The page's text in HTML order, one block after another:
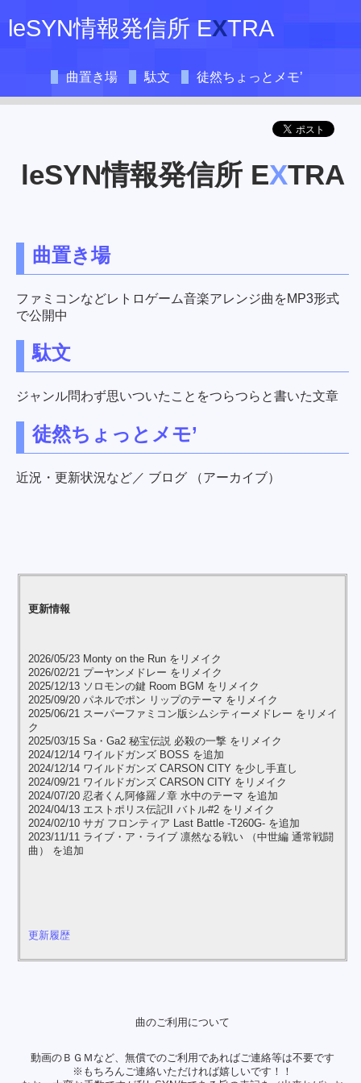
leSYN情報発信所 EXTRA
曲置き場 駄文 徒然ちょっとメモ’
leSYN情報発信所 EXTRA
曲置き場
ファミコンなどレトロゲーム音楽アレンジ曲をMP3形式
で公開中
駄文
ジャンル問わず思いついたことをつらつらと書いた文章
徒然ちょっとメモ’
近況・更新状況など／ ブログ （アーカイブ）
更新情報
2026/05/23 Monty on the Run をリメイク
2026/02/21 プーヤンメドレー をリメイク
2025/12/13 ソロモンの鍵 Room BGM をリメイク
2025/09/20 パネルでポン リップのテーマ をリメイク
2025/06/21 スーパーファミコン版シムシティーメドレー をリメイ
ク
2025/03/15 Sa・Ga2 秘宝伝説 必殺の一撃 をリメイク
2024/12/14 ワイルドガンズ BOSS を追加
2024/12/14 ワイルドガンズ CARSON CITY を少し手直し
2024/09/21 ワイルドガンズ CARSON CITY をリメイク
2024/07/20 忍者くん阿修羅ノ章 水中のテーマ を追加
2024/04/13 エストポリス伝記II バトル#2 をリメイク
2024/02/10 サガ フロンティア Last Battle -T260G- を追加
2023/11/11 ライブ・ア・ライブ 凛然なる戦い （中世編 通常戦闘
曲） を追加
更新履歴
曲のご利用について
動画のＢＧＭなど、無償でのご利用であればご連絡等は不要です
※もちろんご連絡いただければ嬉しいです！！